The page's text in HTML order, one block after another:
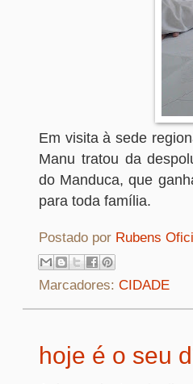
Em visita à sede
Manu tratou da
do Manduca, que
para toda família.
Postado por Rubens
Marcadores: CIDADE
hoje é o seu